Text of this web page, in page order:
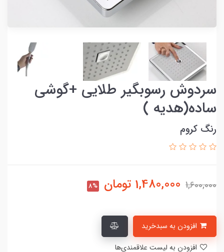
سردوش رسوبگیر طلایی +گوشی
ساده(هدیه )
رنگ کروم
1,600,000
1,480,000 تومان 8%